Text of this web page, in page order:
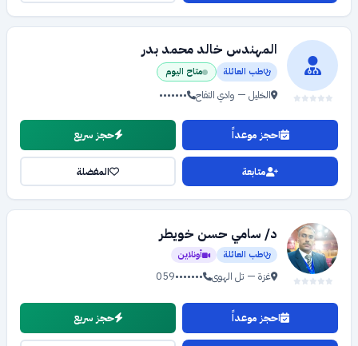
المهندس خالد محمد بدر
طب العائلة متاح اليوم
الخليل — وادي التفاح •••••••
احجز موعداً حجز سريع
متابعة المفضلة
د/ سامي حسن خويطر
طب العائلة أونلاين
غزة — تل الهوى 059•••••••
احجز موعداً حجز سريع